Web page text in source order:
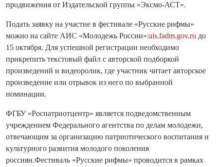
продвижения от Издательской группы «Эксмо-АСТ».
Подать заявку на участие в фестивале «Русские рифмы»
можно на сайте АИС «Молодежь России»:ais.fadm.gov.ru до
15 октября. Для успешной регистрации необходимо
прикрепить текстовый файл с авторской подборкой
произведений и видеоролик, где участник читает авторское
произведение или отрывок из него по выбранной
номинации.
ФГБУ «Роспатриотцентр» является подведомственным
учреждением Федерального агентства по делам молодежи,
отвечающим за организацию патриотического воспитания и
культурного развития молодого поколения
россиян.Фестиваль «Русские рифмы» проводится в рамках